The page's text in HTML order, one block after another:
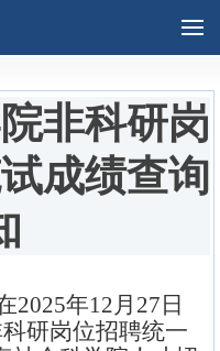
非科研岗
成绩查询
2025年12月27日
研岗位招聘统一